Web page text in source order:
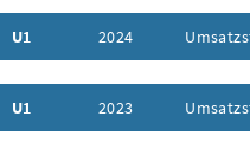
U1 2024
Inhalt aufklappen
U1 2023
Inhalt aufklappen